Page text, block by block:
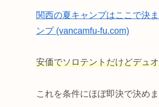
関西の夏キャンプはここで決
ンプ (vancamfu-fu.com)
安価でソロテントだけどデュ
これを条件にほぼ即決で決めま